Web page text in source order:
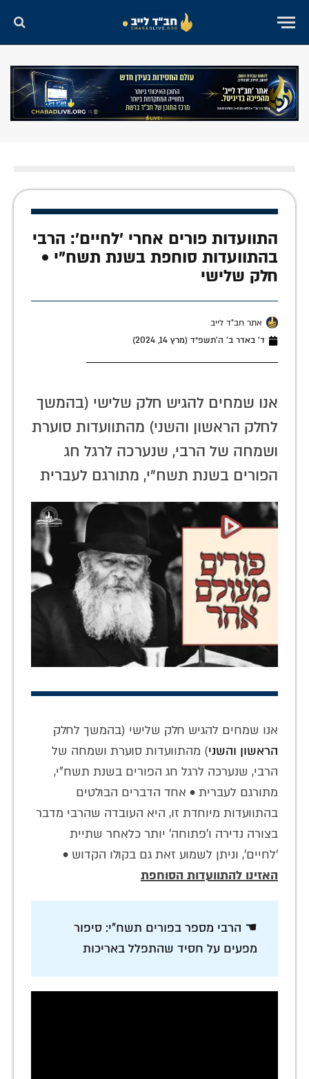
התוועדות פורים אחרי 'לחיים': הרבי
בהתוועדות סוחפת בשנת תשח"י •
חלק שלישי
אתר חב"ד לייב
ד׳ באדר ב׳ ה׳תשפ״ד (מרץ 14, 2024)
אנו שמחים להגיש חלק שלישי (בהמשך
לחלק הראשון והשני) מהתוועדות סוערת
ושמחה של הרבי, שנערכה לרגל חג
הפורים בשנת תשח"י, מתורגם לעברית
אנו שמחים להגיש חלק שלישי (בהמשך לחלק
הראשון והשני) מהתוועדות סוערת ושמחה של
הרבי, שנערכה לרגל חג הפורים בשנת תשח"י,
מתורגם לעברית • אחד הדברים הבולטים
בהתוועדות מיוחדת זו, היא העובדה שהרבי מדבר
בצורה נדירה ו'פתוחה' יותר כלאחר שתיית
'לחיים', וניתן לשמוע זאת גם בקולו הקדוש •
האזינו להתוועדות הסוחפת
☚ הרבי מספר בפורים תשח"י: סיפור
מפעים על חסיד שהתפלל באריכות